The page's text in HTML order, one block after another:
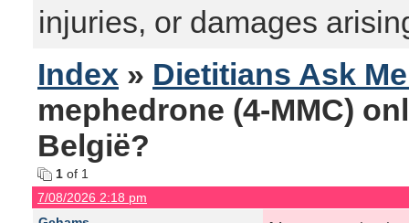
injuries, or damages
Index » Dietitians Ask
mephedrone (4-MMC)
België?
1 of 1
7/08/2026 2:18 pm